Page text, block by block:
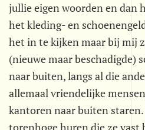
jullie eigen woorden en dan
het kleding- en
het in te kijken maar bij mij
(nieuwe maar beschadigde)
naar buiten, langs al die
allemaal vriendelijke
kantoren naar buiten
torenhoge huren die ze vast